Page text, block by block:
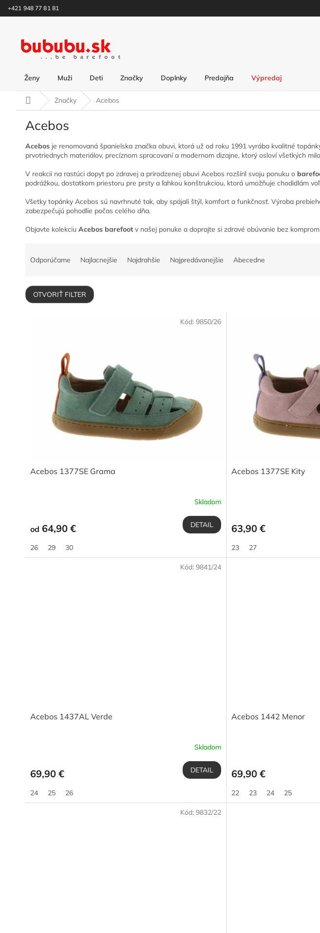
Prejsť+421 948 77 81 81
Ženy Muži Deti Značky Doplnky Predajňa Výpredaj
DomovZnačky Acebos
Acebos
Acebos je renomovaná španielska značka obuvi, ktorá už od roku 1991 vyrába kvalitné
prvotriednych materiálov, precíznom spracovaní a modernom dizajne, ktorý osloví všetkých
V reakcii na rastúci dopyt po zdravej a prirodzenej obuvi Acebos rozšíril svoju ponuku o
podrážkou, dostatkom priestoru pre prsty a ľahkou konštrukciou, ktorá umožňuje chodidlám
Všetky topánky Acebos sú navrhnuté tak, aby spájali štýl, komfort a funkčnosť. Výroba
zabezpečujú pohodlie počas celého dňa.
Objavte kolekciu Acebos barefoot v našej ponuke a doprajte si zdravé obúvanie bez
n
i
Odporúčame Najlacnejšie Najdrahšie Najpredávanejšie Abecedne
OTVORIŤ FILTER
Acebos 1377SE Grama
Skladom
od 64,90 € DETAIL
26 29 30
Kód:9850/26
Acebos 1377SE Kity
63,90 €
23 27
Acebos 1437AL Verde
Skladom
69,90 € DETAIL
24 25 26
Kód:9841/24
Acebos 1442 Menor
69,90 €
22 23 24 25
Kód:9832/22